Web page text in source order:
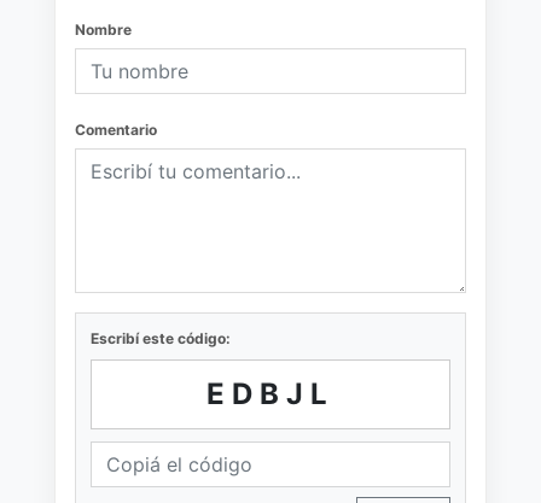
Nombre
Comentario
Escribí este código:
EDBJL